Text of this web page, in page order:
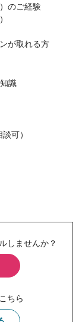
のご経験
が取れる方
識
可）
しませんか？
ちら